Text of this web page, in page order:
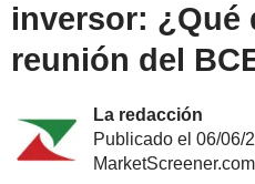
inversor: ¿Qué
reunión del
La redacción
Publicado el 06/06/
MarketScreener.com